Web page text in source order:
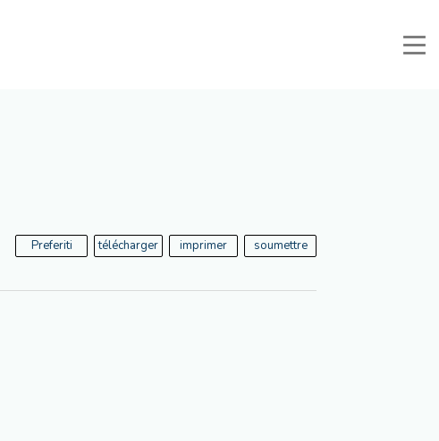
Preferiti télécharger imprimer soumettre